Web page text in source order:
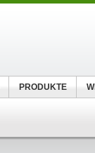
PRODUKTE